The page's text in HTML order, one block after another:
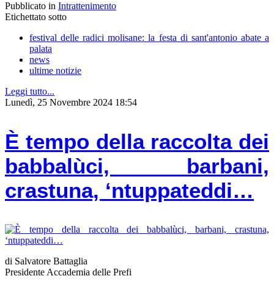
Pubblicato in Intrattenimento
Etichettato sotto
festival delle radici molisane: la festa di sant'antonio abate a
palata
news
ultime notizie
Leggi tutto...
Lunedì, 25 Novembre 2024 18:54
È tempo della raccolta dei
babbalùci, barbani,
crastuna, ‘ntuppateddi…
di Salvatore Battaglia
Presidente Accademia delle Prefi